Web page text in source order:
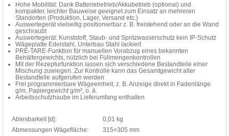
Hohe Mobilität: Dank Batteriebetrieb/Akkubetrieb (optional) und
kompakter, leichter Bauweise geeignet zum Einsatz an mehreren
Standorten (Produktion, Lager, Versand etc.)
Auswertegerät vielseitig positionierbar z. B. freistehend oder an die Wand
geschraubt
Auswertegerät: Kunststoff, Staub- und Spritzwasserschutz kein IP-Schutz
Wägeplatte Edelstahl, Unterbau Stahl lackiert
PRE-TARE-Funktion für manuellen Vorabzug eines bekannten
Behältergewichts, nützlich bei Füllmengenkontrollen
Mit der Rezepturfunktion lassen sich verschiedene Bestandteile einer
Mischung zuwiegen. Zur Kontrolle kann das Gesamtgewicht aller
Bestandteile aufgerufen werden
Frei programmierbare Wägeeinheit, z. B. Anzeige direkt in Fadenlänge
g/m, Papiergewicht g/m², o. ä.
Arbeitsschutzhaube im Lieferumfang enthalten
Ablesbarkeit [d]:
0,01 kg
Abmessungen Wägefläche:
315×305 mm